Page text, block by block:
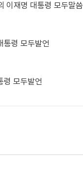
이재명 대통령 모두말씀
령 모두발언
령 모두발언